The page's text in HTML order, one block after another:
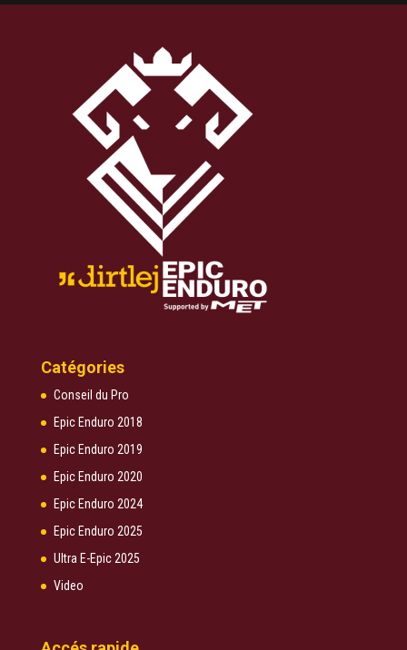
Catégories
Conseil du Pro
Epic Enduro 2018
Epic Enduro 2019
Epic Enduro 2020
Epic Enduro 2024
Epic Enduro 2025
Ultra E-Epic 2025
Video